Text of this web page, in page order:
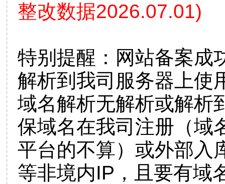
整改数据2026.07.01)
特别提醒：网站备案成
解析到我司服务器上使
域名解析无解析或解析
保域名在我司注册（域
平台的不算）或外部入
等非境内IP，且要有域